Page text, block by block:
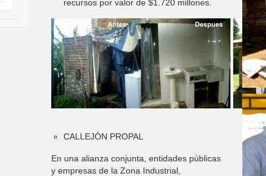
recursos por valor de $1.720 millones.
CALLEJÓN PROPAL
En una alianza conjunta, entidades públicas
y empresas de la Zona Industrial,